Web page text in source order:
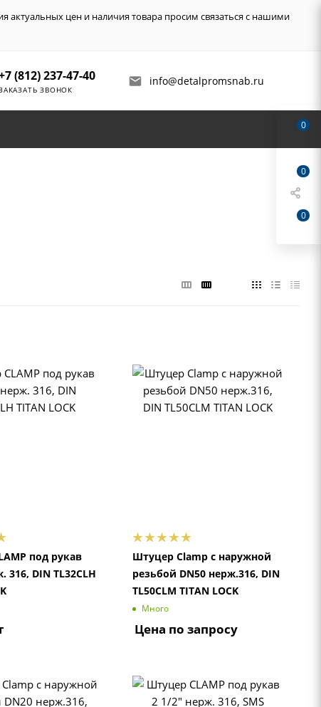
актуальных цен и наличия товара просим связаться с нашими
(812) 237-47-40
ЗВОНОК
info@detalpromsnab.ru
под рукав
316, DIN TL32CLH
Штуцер Clamp с наружной
резьбой DN50 нерж.316, DIN
TL50CLM TITAN LOCK
Много
Цена по запросу
0
0
0